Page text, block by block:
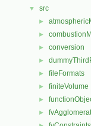
▼ src
►
►
► conversion
►
► fileFormats
► finiteVolume
►
►